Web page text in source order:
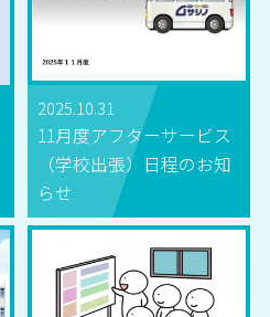
2025.10.31
11月度アフターサービス
（学校出張）日程のお知
らせ